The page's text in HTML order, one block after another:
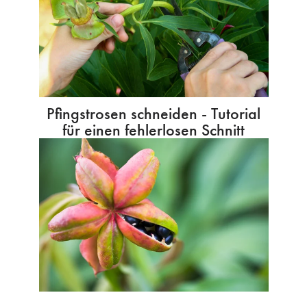
Pfingstrosen schneiden - Tutorial
für einen fehlerlosen Schnitt